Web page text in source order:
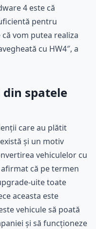
4 este că
pentru
vom putea realiza
cu HW4″, a
spatele
care au plătit
și un motiv
vehiculelor cu
că pe termen
uite toate
aceasta este
vehicule să poată
și să funcționeze